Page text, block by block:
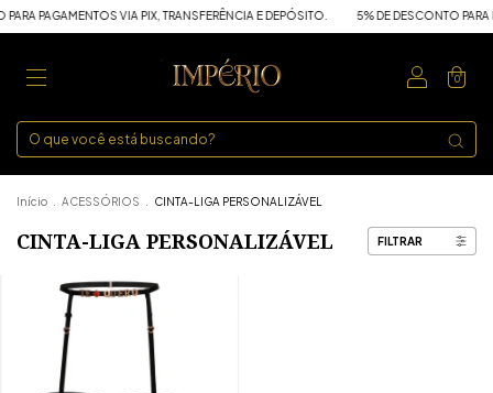
PAGAMENTOS VIA PIX, TRANSFERÊNCIA E DEPÓSITO. 5% DE DESCONTO PARA
0
Início ACESSÓRIOS CINTA-LIGA PERSONALIZÁVEL
CINTA-LIGA PERSONALIZÁVEL FILTRAR